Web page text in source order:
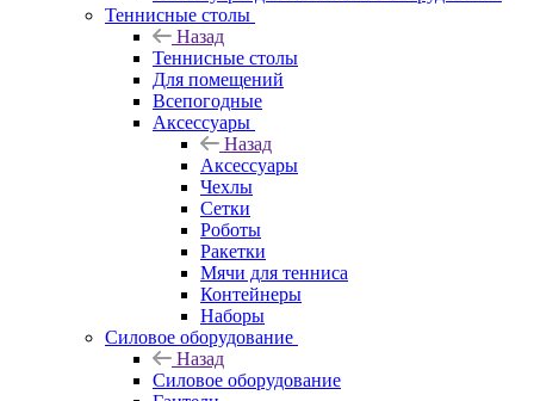
Теннисные столы
Назад
Теннисные столы
Для помещений
Всепогодные
Аксессуары
Назад
Аксессуары
Чехлы
Сетки
Роботы
Ракетки
Мячи для тенниса
Контейнеры
Наборы
Силовое оборудование
Назад
Силовое оборудование